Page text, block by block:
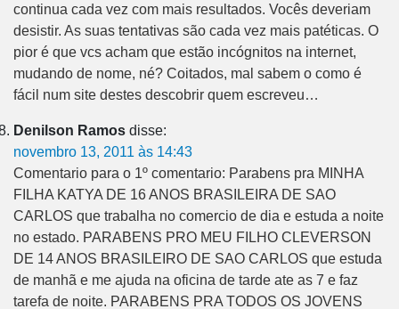
continua cada vez com mais resultados. Vocês deveriam
desistir. As suas tentativas são cada vez mais patéticas. O
pior é que vcs acham que estão incógnitos na internet,
mudando de nome, né? Coitados, mal sabem o como é
fácil num site destes descobrir quem escreveu…
Denilson Ramos disse:
novembro 13, 2011 às 14:43
Comentario para o 1º comentario: Parabens pra MINHA
FILHA KATYA DE 16 ANOS BRASILEIRA DE SAO
CARLOS que trabalha no comercio de dia e estuda a noite
no estado. PARABENS PRO MEU FILHO CLEVERSON
DE 14 ANOS BRASILEIRO DE SAO CARLOS que estuda
de manhã e me ajuda na oficina de tarde ate as 7 e faz
tarefa de noite. PARABENS PRA TODOS OS JOVENS